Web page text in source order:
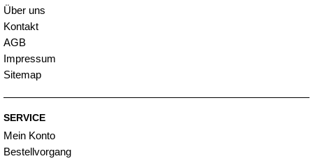
Über uns
Kontakt
AGB
Impressum
Sitemap
SERVICE
Mein Konto
Bestellvorgang